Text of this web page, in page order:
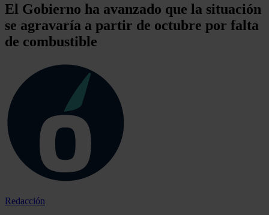
El Gobierno ha avanzado que la situación
se agravaría a partir de octubre por falta
de combustible
Redacción